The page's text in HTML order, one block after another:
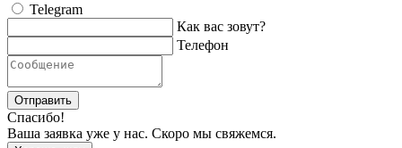
Telegram
Как вас зовут?
Телефон
Отправить
Спасибо!
Ваша заявка уже у нас. Скоро мы свяжемся.